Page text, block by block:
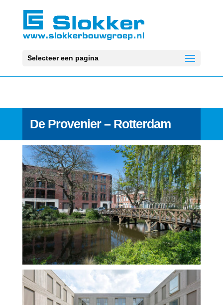
Selecteer een pagina
De Provenier – Rotterdam